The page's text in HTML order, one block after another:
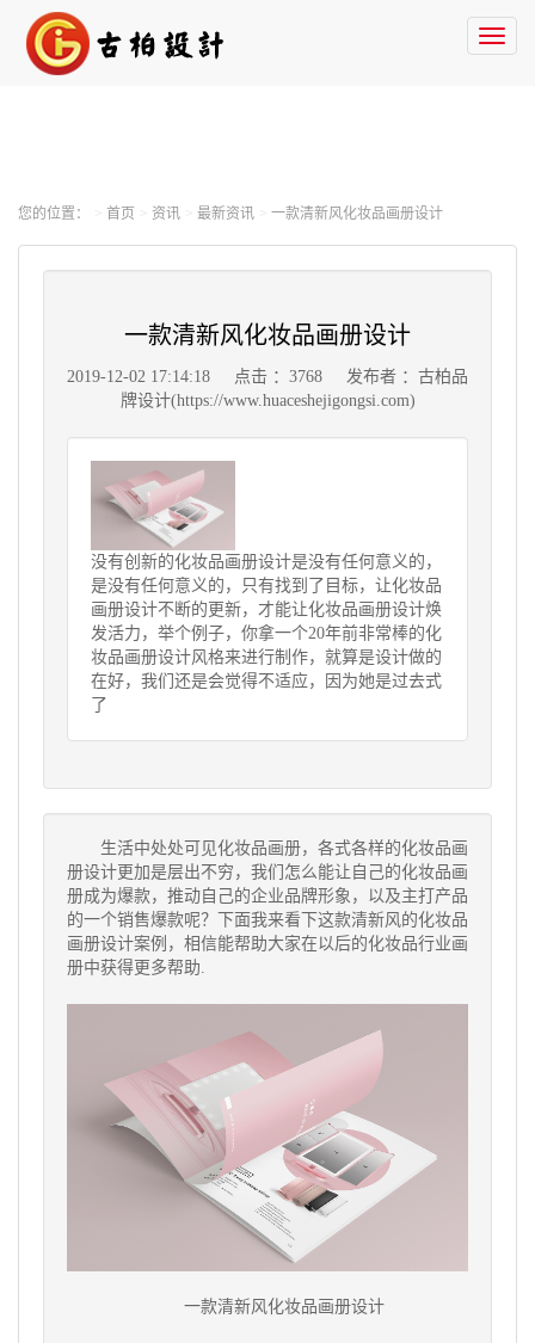
您的位置： 首页 资讯 最新资讯 一款清新风化妆品画册设计
一款清新风化妆品画册设计
2019-12-02 17:14:18 点击 ：3768
发布者 ：古柏品
牌设计(https://www.huaceshejigongsi.com)
没有创新的化妆品画册设计是没有任何意义的，
是没有任何意义的，只有找到了目标，让化妆品
画册设计不断的更新，才能让化妆品画册设计焕
发活力，举个例子，你拿一个20年前非常棒的化
妆品画册设计风格来进行制作，就算是设计做的
在好，我们还是会觉得不适应，因为她是过去式
了
生活中处处可见化妆品画册，各式各样的化妆品画
册设计更加是层出不穷，我们怎么能让自己的化妆品画
册成为爆款，推动自己的企业品牌形象，以及主打产品
的一个销售爆款呢？下面我来看下这款清新风的化妆品
画册设计案例，相信能帮助大家在以后的化妆品行业画
册中获得更多帮助.
一款清新风化妆品画册设计